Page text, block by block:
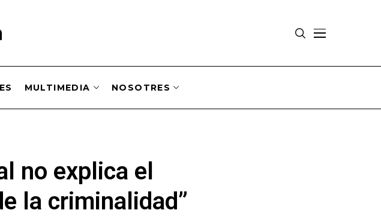
MULTIMEDIA NOSOTRES
no explica el
la criminalidad”